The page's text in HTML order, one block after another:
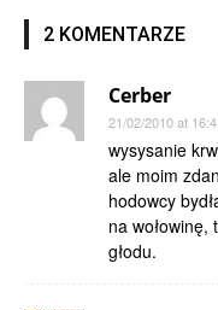
2 KOMENTARZE
Cerber
21/02/2010 at
wysysanie
ale moim
hodowcy
na
głodu.